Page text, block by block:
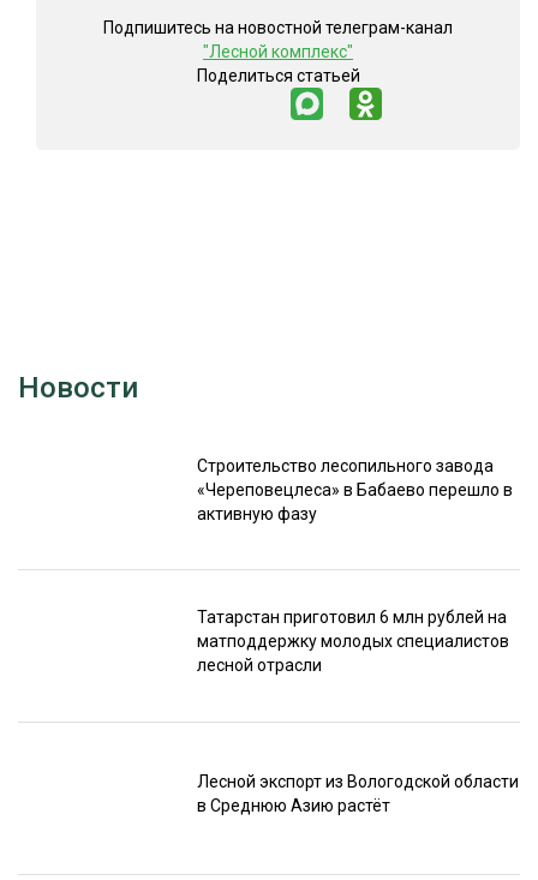
Подпишитесь на новостной телеграм-канал
"Лесной комплекс"
Поделиться статьей
Новости
Строительство лесопильного завода
«Череповецлеса» в Бабаево перешло в
активную фазу
Татарстан приготовил 6 млн рублей на
матподдержку молодых специалистов
лесной отрасли
Лесной экспорт из Вологодской области
в Среднюю Азию растёт